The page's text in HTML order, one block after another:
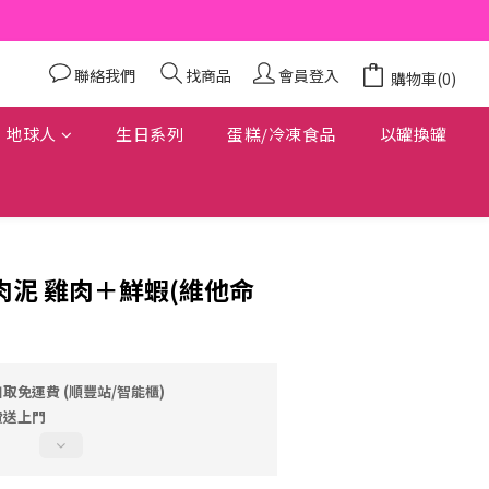
聯絡我們 找商品 會員登入 購物車(0)
地球人 生日系列 蛋糕/冷凍食品 以罐換罐
雞肉＋鮮蝦(維他命
免運費 (順豐站/智能櫃)
上門